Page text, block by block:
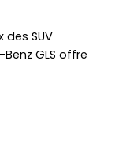
des SUV
GLS offre